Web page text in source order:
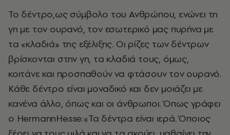
Το δέντρο,ως σύμβολο του Ανθρώπου, ενώνει τη
γη με τον ουρανό, τον εσωτερικό μας πυρήνα με
τα «κλαδιά» της εξέλιξης. Οι ρίζες των δέντρων
βρίσκονται στην γη, τα κλαδιά τους, όμως,
κοιτάνε και προσπαθούν να φτάσουν τον ουρανό.
Κάθε δέντρο είναι μοναδικό και δεν μοιάζει με
κανένα άλλο, όπως και οι άνθρωποι. Όπως γράφει
ο HermannHesse:«Τα δέντρα είναι ιερά. Όποιος